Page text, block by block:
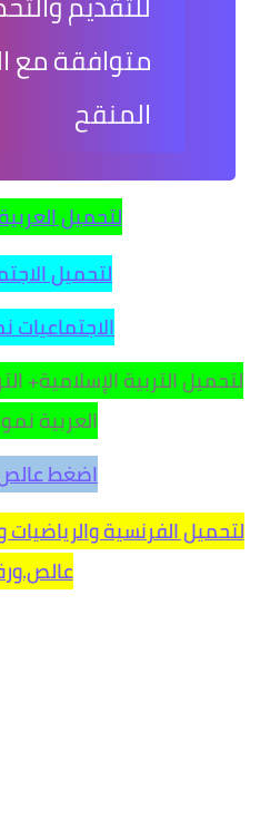
متوافقة مع
المنقح
لتحميل
لتحميل
الاجتماعيات
لتحميل التربية الإسلامية+
العربية
اضغط